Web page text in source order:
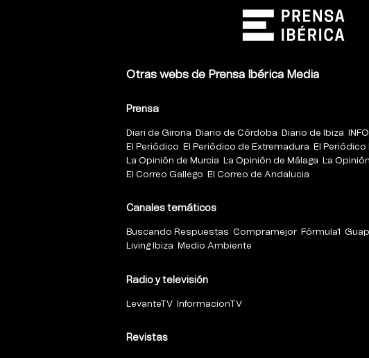
Otras webs de Prensa Ibérica Media
Prensa
Diari de Girona Diario de Córdoba Diario de Ibiza
El Periódico
El Periódico de Extremadura El
La Opinión de Murcia
La Opinión de Málaga La
El Correo Gallego
El Correo de Andalucia
Canales temáticos
Buscando Respuestas Compramejor Fórmula1
Living Ibiza
Medio Ambiente
Radio y televisión
LevanteTV InformacionTV
Revistas